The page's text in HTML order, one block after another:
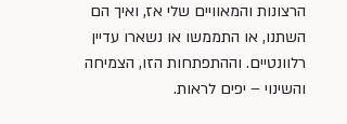
הרצונות והמאוויים שלי אז, ואיך הם
השתנו, או התממשו או נשארו עדיין
רלוונטיים. וההתפתחות הזו, הצמיחה
והשינוי – יפים לראות.